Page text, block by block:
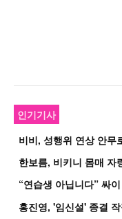
인기기사
한보름, 비키니 몸매 자